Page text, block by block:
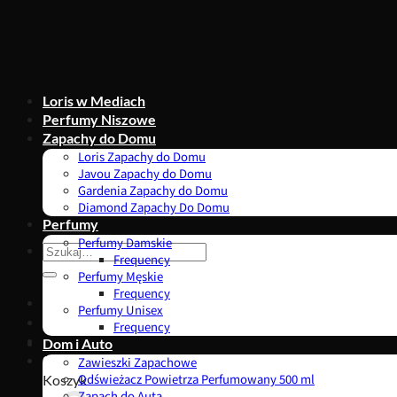
Szukaj:
0,00zł
Koszyk
Loris w Mediach
Perfumy Niszowe
Zapachy do Domu
Loris Zapachy do Domu
Javou Zapachy do Domu
Gardenia Zapachy do Domu
Diamond Zapachy Do Domu
Perfumy
Perfumy Damskie
Frequency
Perfumy Męskie
Frequency
Perfumy Unisex
Frequency
Dom i Auto
Zawieszki Zapachowe
Odświeżacz Powietrza Perfumowany 500 ml